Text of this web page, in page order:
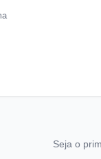
Seja o